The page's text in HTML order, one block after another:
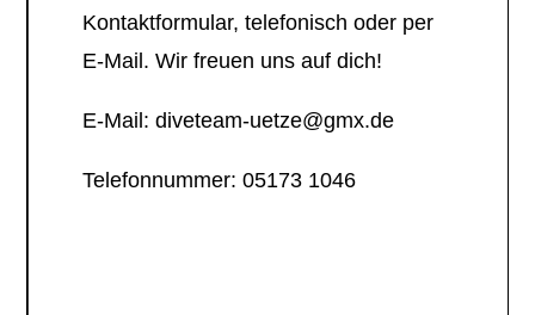
Kontaktformular, telefonisch oder per
E-Mail. Wir freuen uns auf dich!
E-Mail: diveteam-uetze@gmx.de
Telefonnummer: 05173 1046